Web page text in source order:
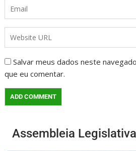
Salvar meus dados neste
que eu comentar.
Assembleia